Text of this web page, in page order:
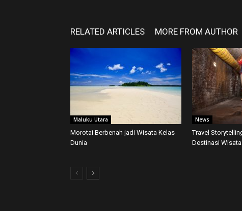
RELATED ARTICLES MORE FROM AUTHOR
Maluku Utara
Morotai Berbenah jadi Wisata Kelas
Dunia
News
Travel
Destinasi